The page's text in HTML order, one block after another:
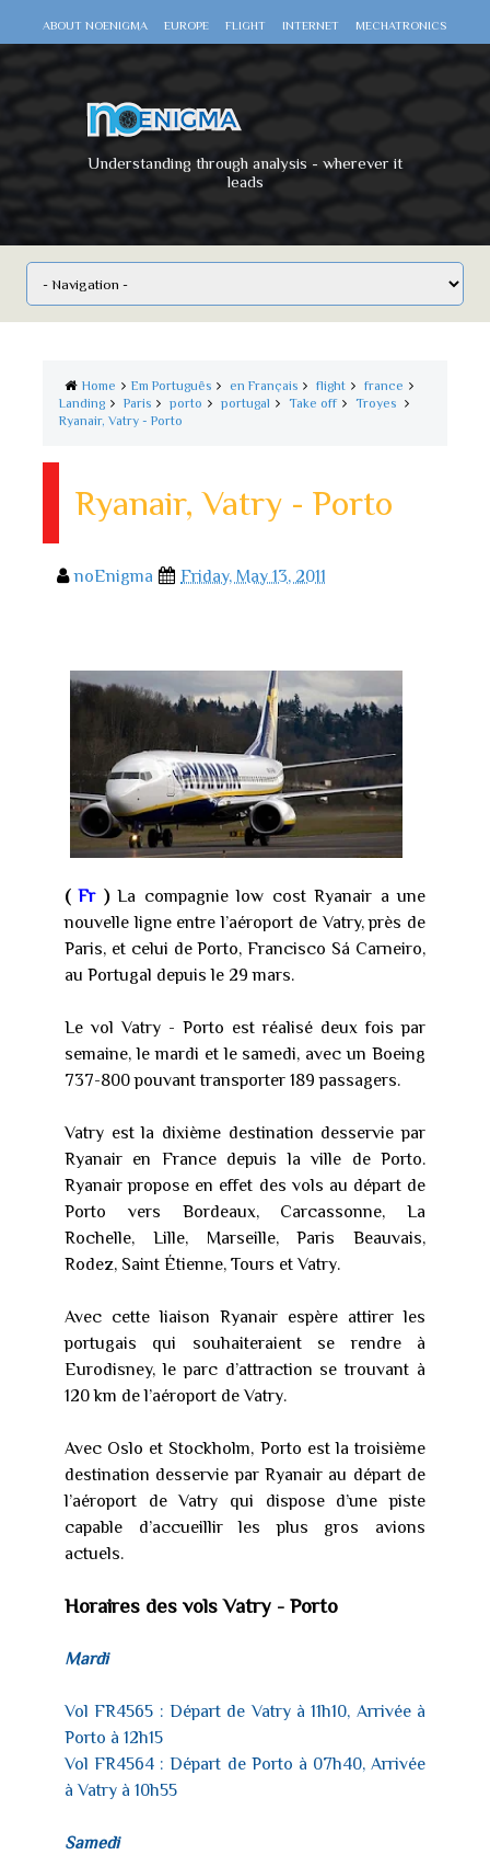
ABOUT NOENIGMA EUROPE FLIGHT INTERNET MECHATRONICS
Understanding through analysis - wherever it
leads
Home Em Português en Français flight
france
Landing
Paris porto portugal Take off
Troyes
Ryanair, Vatry - Porto
Ryanair, Vatry - Porto
noEnigma Friday, May 13, 2011
( Fr)La compagnie low cost Ryanair a une
nouvelle ligne entre l’aéroport de Vatry, près de
Paris, et celui de Porto, Francisco Sá Carneiro,
au Portugal depuis le 29 mars.
Le vol Vatry - Porto est réalisé deux fois par
semaine, le mardi et le samedi, avec un Boeing
737-800 pouvant transporter 189 passagers.
Vatry est la dixième destination desservie par
Ryanair en France depuis la ville de Porto.
Ryanair propose en effet des vols au départ de
Porto vers Bordeaux, Carcassonne, La
Rochelle, Lille, Marseille, Paris Beauvais,
Rodez, Saint Étienne, Tours et Vatry.
Avec cette liaison Ryanair espère attirer les
portugais qui souhaiteraient se rendre à
Eurodisney, le parc d’attraction se trouvant à
120 km de l’aéroport de Vatry.
Avec Oslo et Stockholm, Porto est la troisième
destination desservie par Ryanair au départ de
l’aéroport de Vatry qui dispose d’une piste
capable d’accueillir les plus gros avions
actuels.
Horaires des vols Vatry - Porto
Mardi
Vol FR4565 : Départ de Vatry à 11h10, Arrivée à
Porto à 12h15
Vol FR4564 : Départ de Porto à 07h40, Arrivée
à Vatry à 10h55
Samedi